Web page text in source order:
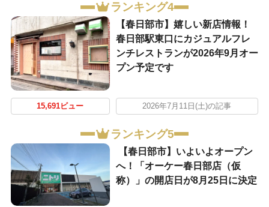
ランキング4
【春日部市】嬉しい新店情報！
春日部駅東口にカジュアルフレ
ンチレストランが2026年9月オー
プン予定です
15,691ビュー 2026年7月11日(土)の記事
ランキング5
【春日部市】いよいよオープン
へ！「オーケー春日部店（仮
称）」の開店日が8月25日に決定